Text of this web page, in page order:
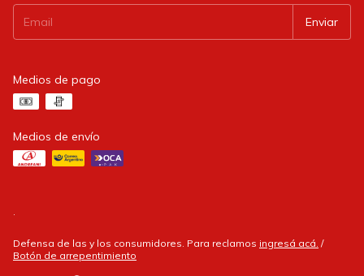
Medios de pago
Medios de envío
Defensa de las y los consumidores. Para reclamos ingresá acá. /
Botón de arrepentimiento